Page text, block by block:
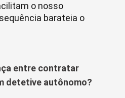
o nosso
barateia o
entre contratar
detetive autônomo?